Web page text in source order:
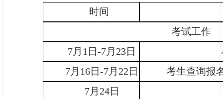
时间
考试工作
7月 1 日-7月 23日
7月16日-7月 22 日
考生查询报
7月 24日